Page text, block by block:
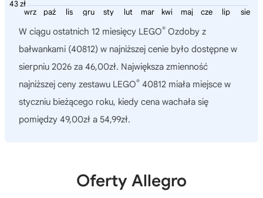
43 zł
sie
lip
cze
maj
kwi
mar
lut
sty
gru
lis
paź
wrz
W ciągu ostatnich 12 miesięcy LEGO® Ozdoby z
bałwankami (40812) w najniższej cenie było dostępne w
sierpniu 2026 za 46,00zł. Największa zmienność
najniższej ceny zestawu LEGO® 40812 miała miejsce w
styczniu bieżącego roku, kiedy cena wachała się
pomiędzy 49,00zł a 54,99zł.
Oferty Allegro